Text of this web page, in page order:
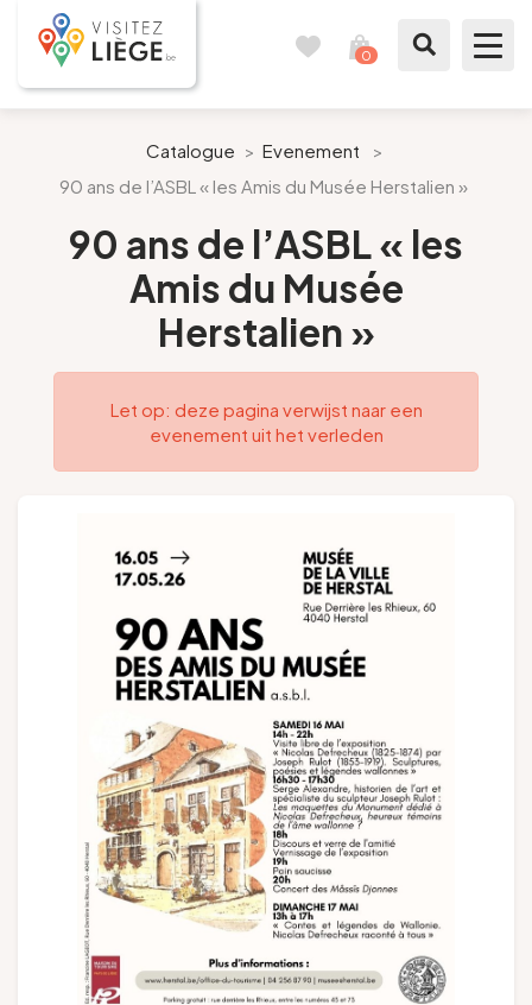
0
Inspiraties
Bereid mijn verblijf voor
Onze suggesties
Volg ons
Groepen en touroperators
NL DE
Catalogue > Evenement
>
90 ans de l’ASBL « les Amis du Musée Herstalien »
90 ans de l’ASBL « les
Amis du Musée
Herstalien »
Let op: deze pagina verwijst naar een
evenement uit het verleden